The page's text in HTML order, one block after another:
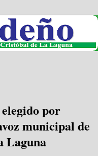
por
municipal de
Laguna